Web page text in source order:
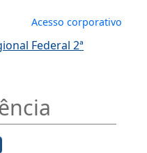
Menu de
Acesso corporativo
Federal 2ª